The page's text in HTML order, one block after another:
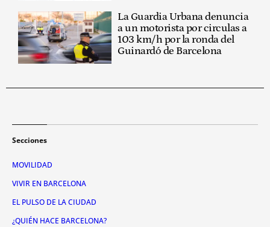
La Guardia Urbana denuncia
a un motorista por circulas a
103 km/h por la ronda del
Guinardó de Barcelona
Secciones
MOVILIDAD
VIVIR EN BARCELONA
EL PULSO DE LA CIUDAD
¿QUIÉN HACE BARCELONA?